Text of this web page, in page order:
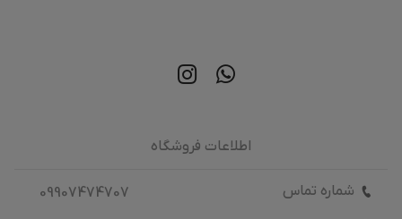
اطلاعات فروشگاه
شماره تماس
09907474707